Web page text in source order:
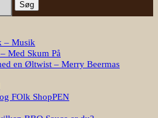
– Musik
Med Skum På
en Øltwist – Merry Beermas
FOlk ShopPEN